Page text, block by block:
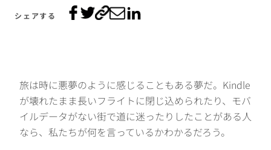
シェアする
旅は時に悪夢のように感じることもある夢だ。Kindle
が壊れたまま長いフライトに閉じ込められたり、モバ
イルデータがない街で道に迷ったりしたことがある人
なら、私たちが何を言っているかわかるだろう。